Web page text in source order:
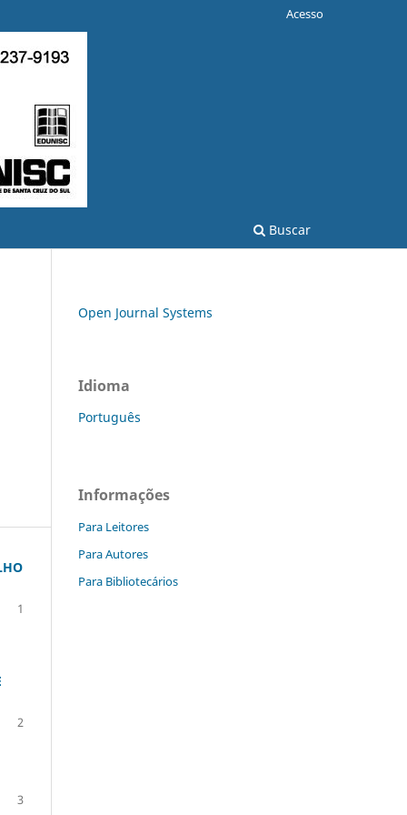
Buscar
Acesso
1
2
3
Open Journal Systems
Idioma
Português
Informações
Para Leitores
Para Autores
Para Bibliotecários